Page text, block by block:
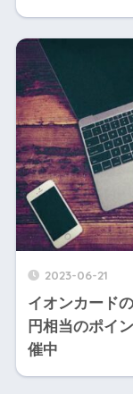
2023-06-21
イオンカード
円相当のポイ
催中